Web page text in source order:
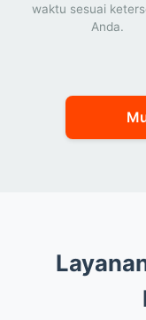
waktu sesuai
Anda.